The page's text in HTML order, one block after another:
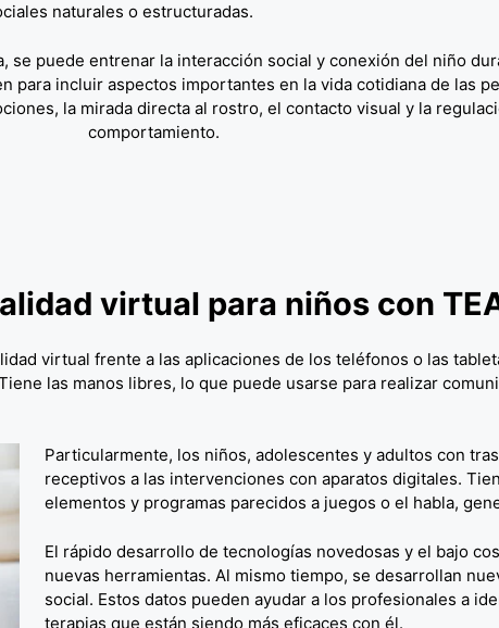
naturales o estructuradas.
se puede entrenar la interacción social y conexión del niño
para incluir aspectos importantes en la vida cotidiana de las
la mirada directa al rostro, el contacto visual y la
comportamiento.
virtual para niños con
virtual frente a las aplicaciones de los teléfonos o las
las manos libres, lo que puede usarse para realizar
Particularmente, los niños, adolescentes y adultos con
receptivos a las intervenciones con aparatos digitales.
elementos y programas parecidos a juegos o el habla,
El rápido desarrollo de tecnologías novedosas y el bajo
nuevas herramientas. Al mismo tiempo, se desarrollan
social. Estos datos pueden ayudar a los profesionales a
terapias que están siendo más eficaces con él.